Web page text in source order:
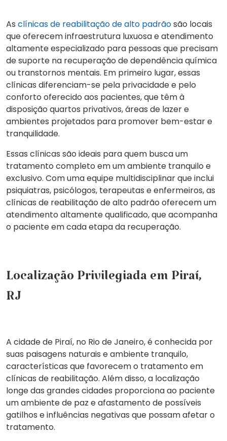
As clínicas de reabilitação de alto padrãosão locais
que oferecem infraestrutura luxuosa e atendimento
altamente especializado para pessoas que precisam
de suporte na recuperação de dependência química
ou transtornos mentais. Em primeiro lugar, essas
clínicas diferenciam-se pela privacidade e pelo
conforto oferecido aos pacientes, que têm à
disposição quartos privativos, áreas de lazer e
ambientes projetados para promover bem-estar e
tranquilidade.
Essas clínicas são ideais para quem busca um
tratamento completo em um ambiente tranquilo e
exclusivo. Com uma equipe multidisciplinar que inclui
psiquiatras, psicólogos, terapeutas e enfermeiros, as
clínicas de reabilitação de alto padrão oferecem um
atendimento altamente qualificado, que acompanha
o paciente em cada etapa da recuperação.
Localização Privilegiada em Piraí,
RJ
A cidade de Piraí, no Rio de Janeiro, é conhecida por
suas paisagens naturais e ambiente tranquilo,
características que favorecem o tratamento em
clínicas de reabilitação. Além disso, a localização
longe das grandes cidades proporciona ao paciente
um ambiente de paz e afastamento de possíveis
gatilhos e influências negativas que possam afetar o
tratamento.